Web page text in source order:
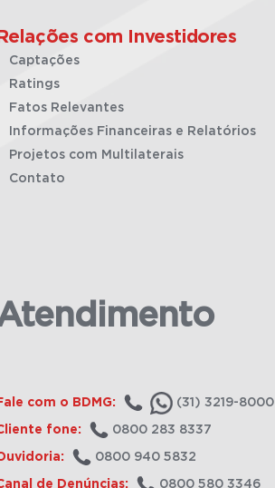
Relações com Investidores
Captações
Ratings
Fatos Relevantes
Informações Financeiras e Relatórios
Projetos com Multilaterais
Contato
com o BDMG: (31) 3219-8000
fone: 0800 283 8337
0800 940 5832
de Denúncias: 0800 580 3346